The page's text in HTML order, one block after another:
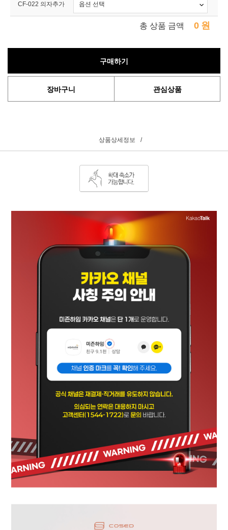
CF-022 의자추가
총 상품 금액 0 원
구매하기
장바구니 관심상품
상품상세정보